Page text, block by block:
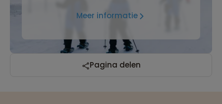
Meer informatie
Pagina delen
Reizen met oog voor mens, cultuur en milieu